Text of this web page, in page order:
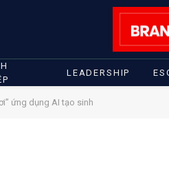
LEADERSHIP
ứng dụng AI tạo sinh